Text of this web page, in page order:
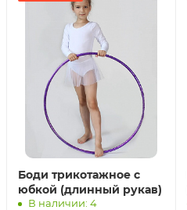
Боди трикотажное с
юбкой (длинный рукав)
В наличии: 4